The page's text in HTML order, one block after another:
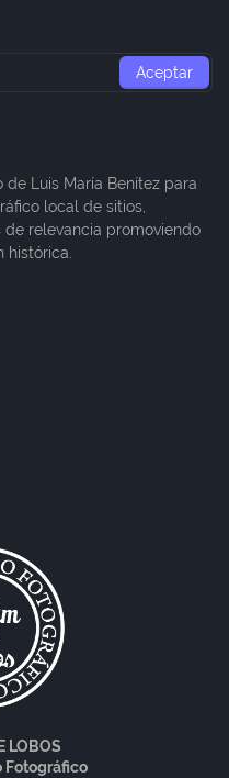
Luis María Benítez para
local de sitios,
relevancia promoviendo
histórica.
LOBOS
Fotográfico